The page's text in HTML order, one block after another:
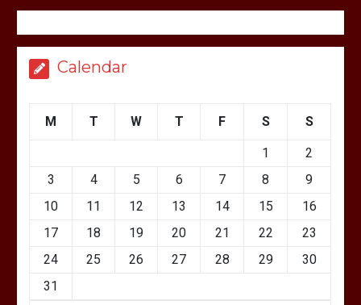
Calendar
M T W T F S S
1
2
3
4 5 6 7 8
9
10
11 12 13 14 15
16
17
18 19 20 21 22
23
24
25 26 27 28 29
30
31